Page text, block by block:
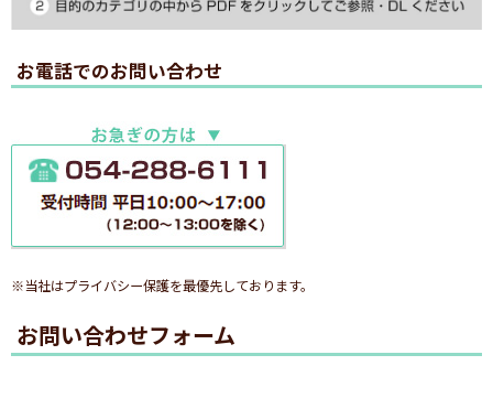
お電話でのお問い合わせ
※当社はプライバシー保護を最優先しております。
お問い合わせフォーム